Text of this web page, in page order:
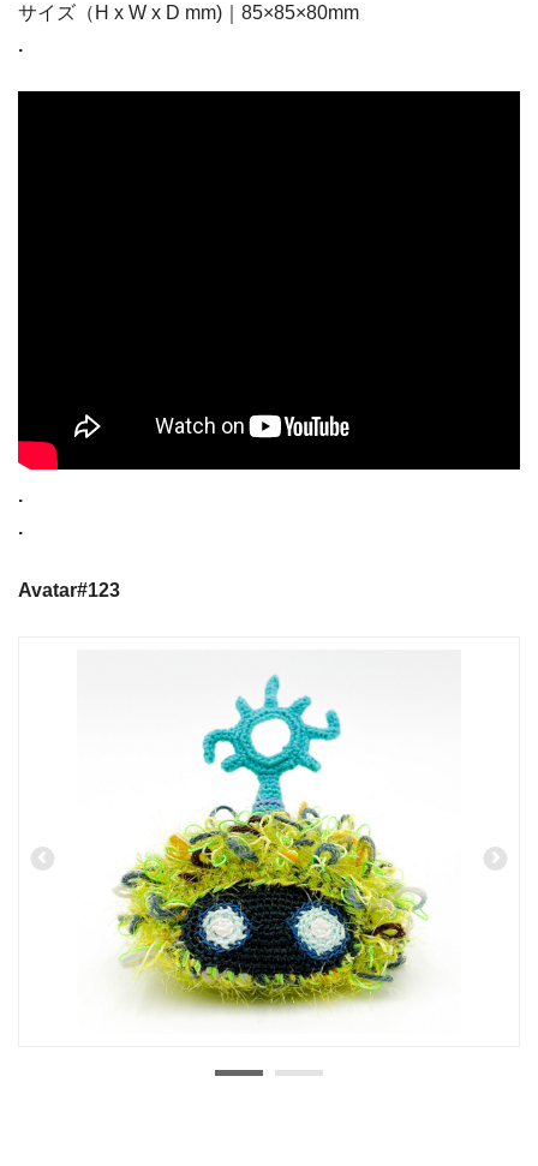
サイズ（H x W x D mm)｜85×85×80mm
.
.
.
Avatar#123